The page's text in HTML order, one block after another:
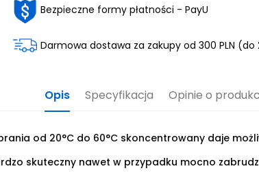
Bezpieczne formy płatności - PayU
Darmowa dostawa za zakupy od 300 PLN (do
Opis Specyfikacja Opinie o
od 20°C do 60°C skoncentrowany daje
skuteczny nawet w przypadku mocno